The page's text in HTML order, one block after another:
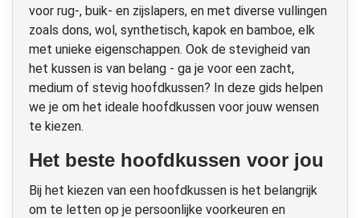
voor rug-, buik- en zijslapers, en met diverse vullingen
zoals dons, wol, synthetisch, kapok en bamboe, elk
met unieke eigenschappen. Ook de stevigheid van
het kussen is van belang - ga je voor een zacht,
medium of stevig hoofdkussen? In deze gids helpen
we je om het ideale hoofdkussen voor jouw wensen
te kiezen.
Het beste hoofdkussen voor jou
Bij het kiezen van een hoofdkussen is het belangrijk
om te letten op je persoonlijke voorkeuren en